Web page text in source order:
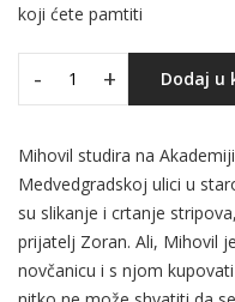
koji ćete pamtiti
- + Dodaj u
Mihovil studira na
Medvedgradskoj ulici u
su slikanje i crtanje
prijatelj Zoran. Ali, Mihovil
novčanicu i s njom